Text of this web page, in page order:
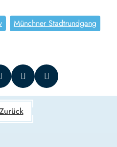
Münchner Stadtrundgang
Zurück